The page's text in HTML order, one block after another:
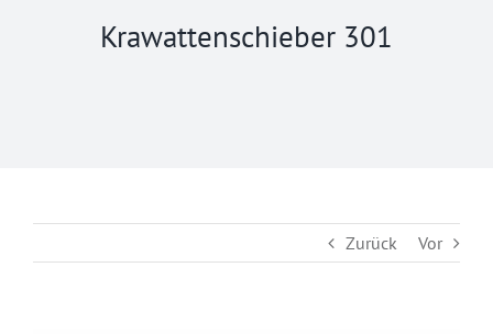
Krawattenschieber 301
Zurück Vor